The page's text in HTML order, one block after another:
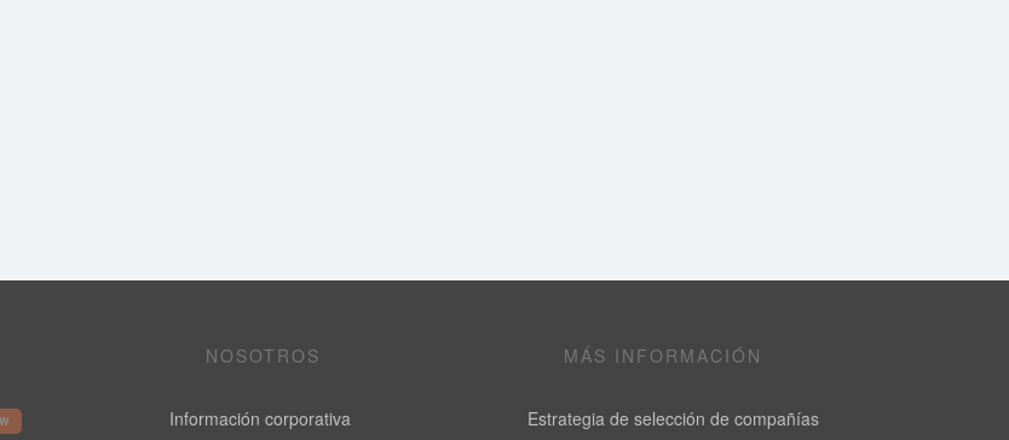
NOSOTROS
Información corporativa
MÁS INFORMACIÓN
Estrategia de selección de compañías